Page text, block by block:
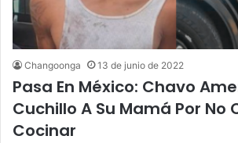
Changoonga 13 de junio de 2022
Pasa En México: Chavo
Cuchillo A Su Mamá Por No
Cocinar